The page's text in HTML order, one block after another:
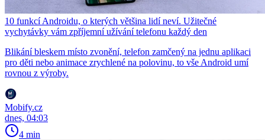
10 funkcí Androidu, o kterých většina lidí neví. Užitečné
vychytávky vám zpříjemní užívání telefonu každý den
Blikání bleskem místo zvonění, telefon zamčený na jednu aplikaci
pro děti nebo animace zrychlené na polovinu, to vše Android umí
rovnou z výroby.
Mobify.cz
dnes, 04:03
4 min